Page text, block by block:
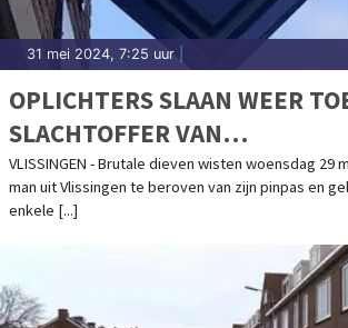
31 mei 2024, 7:25 uur
OPLICHTERS SLAAN WEER
SLACHTOFFER VAN
BANKHELPDESKFRAUDE
VLISSINGEN - Brutale dieven wisten woensdag 29
man uit Vlissingen te beroven van zijn pinpas en
enkele [...]